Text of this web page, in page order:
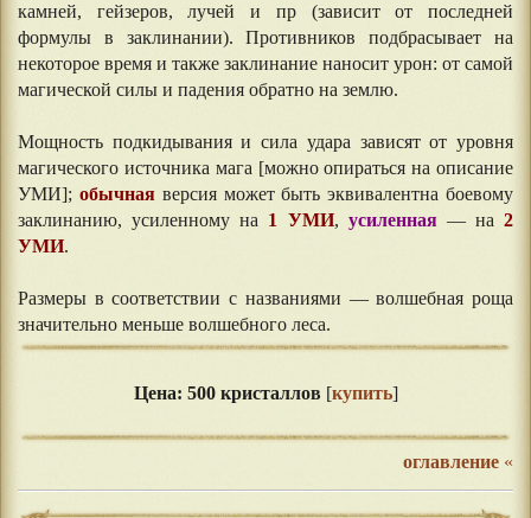
камней, гейзеров, лучей и пр (зависит от последней
формулы в заклинании). Противников подбрасывает на
некоторое время и также заклинание наносит урон: от самой
магической силы и падения обратно на землю.
Мощность подкидывания и сила удара зависят от уровня
магического источника мага [можно опираться на описание
УМИ]; обычнаяверсия может быть эквивалентна боевому
заклинанию, усиленному на 1 УМИ, усиленная— на 2
УМИ.
Размеры в соответствии с названиями — волшебная роща
значительно меньше волшебного леса.
Цена: 500 кристаллов [купить]
оглавление «